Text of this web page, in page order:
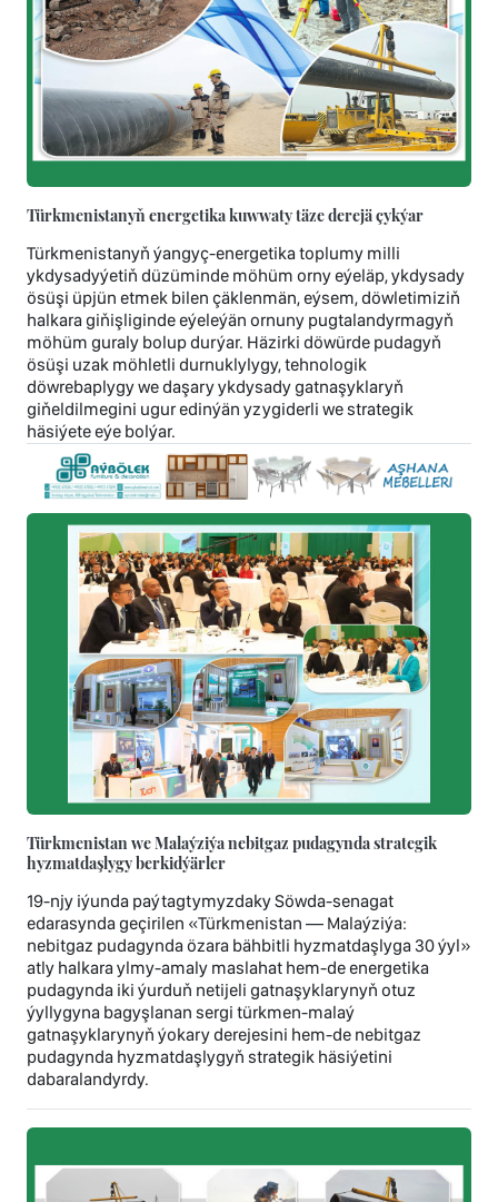
Türkmenistanyň energetika kuwwaty täze derejä çykýar
Türkmenistanyň ýangyç-energetika toplumy milli
ykdysadyýetiň düzüminde möhüm orny eýeläp, ykdysady
ösüşi üpjün etmek bilen çäklenmän, eýsem, döwletimiziň
halkara giňişliginde eýeleýän ornuny pugtalandyrmagyň
möhüm guraly bolup durýar. Häzirki döwürde pudagyň
ösüşi uzak möhletli durnuklylygy, tehnologik
döwrebaplygy we daşary ykdysady gatnaşyklaryň
giňeldilmegini ugur edinýän yzygiderli we strategik
häsiýete eýe bolýar.
Türkmenistan we Malaýziýa nebitgaz pudagynda strategik
hyzmatdaşlygy berkidýärler
19-njy iýunda paýtagtymyzdaky Söwda-senagat
edarasynda geçirilen «Türkmenistan — Malaýziýa:
nebitgaz pudagynda özara bähbitli hyzmatdaşlyga 30 ýyl»
atly halkara ylmy-amaly maslahat hem-de energetika
pudagynda iki ýurduň netijeli gatnaşyklarynyň otuz
ýyllygyna bagyşlanan sergi türkmen-malaý
gatnaşyklarynyň ýokary derejesini hem-de nebitgaz
pudagynda hyzmatdaşlygyň strategik häsiýetini
dabaralandyrdy.